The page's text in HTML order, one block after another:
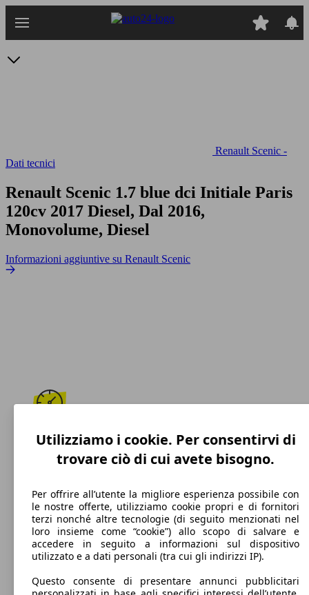
Renault Scenic -
Dati tecnici
Renault Scenic 1.7 blue dci Initiale Paris
120cv 2017 Diesel, Dal 2016,
Monovolume, Diesel
Informazioni aggiuntive su Renault Scenic
193 km/h
Velocità massima
Diesel
Carburante
Utilizziamo i cookie. Per consentirvi di
trovare ciò di cui avete bisogno.
Per offrire all’utente la migliore esperienza possibile con
le nostre offerte, utilizziamo cookie propri e di fornitori
terzi nonché altre tecnologie (di seguito menzionati nel
loro insieme come “cookie”) allo scopo di salvare e
accedere in seguito a informazioni sul dispositivo
utilizzato e a dati personali (tra cui gli indirizzi IP).
Questo consente di presentare annunci pubblicitari